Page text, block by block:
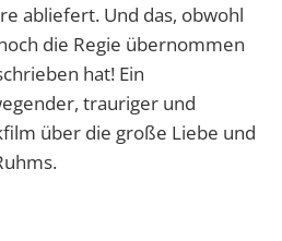
abliefert. Und das, obwohl
die Regie übernommen
hat! Ein
trauriger und
über die große Liebe und